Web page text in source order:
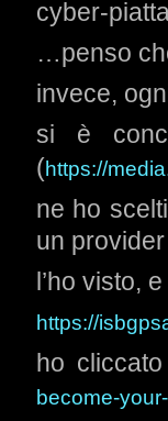
cyber-
…penso
invece,
si è
(https://
ne ho
un
l’ho visto,
https://
ho
become-